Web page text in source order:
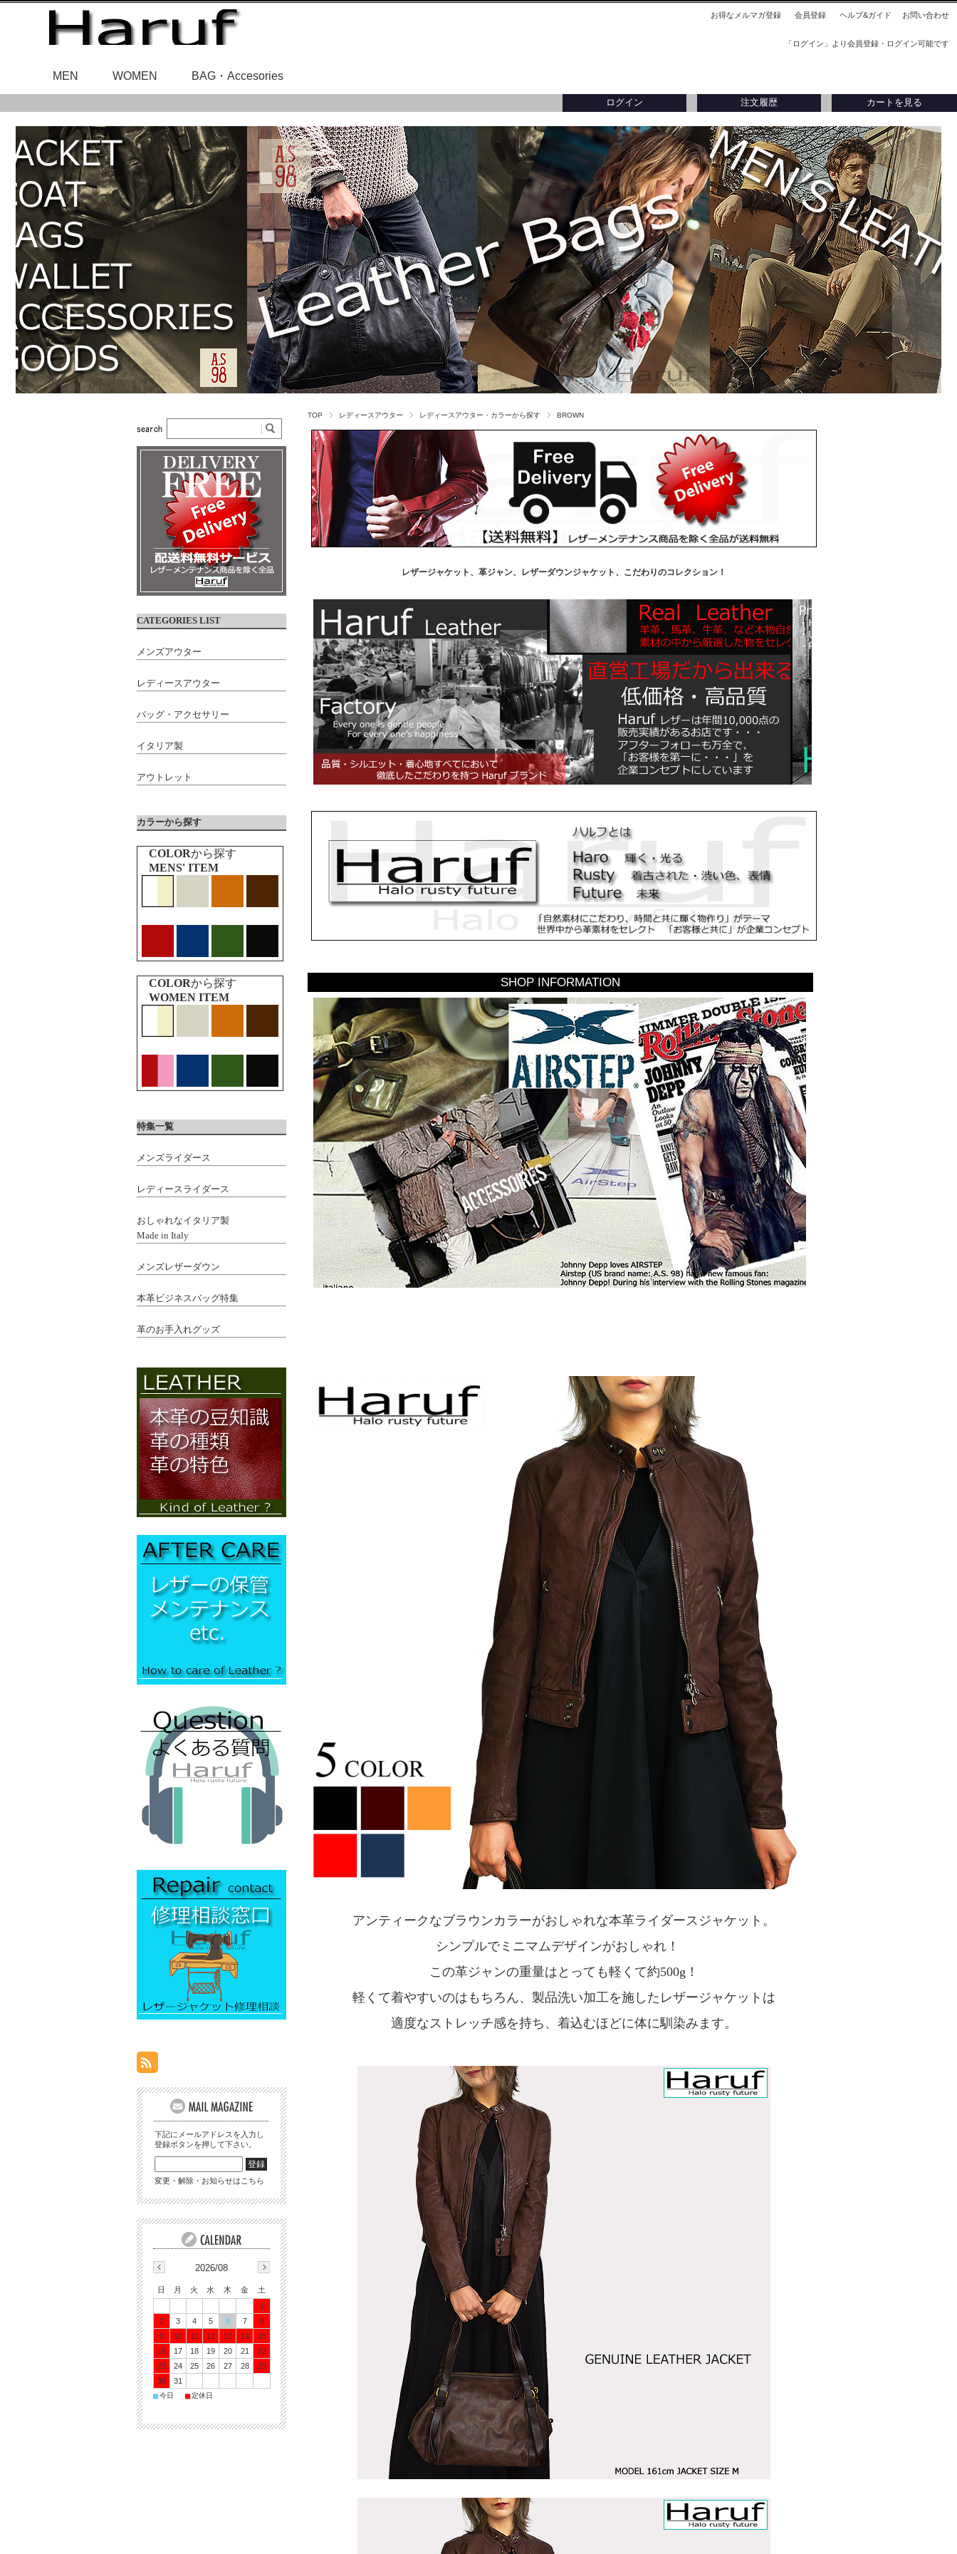
お得なメルマガ登録 会員登録 ヘルプ&ガイド お問い合わせ
「ログイン」より会員登録・ログイン可能です
MEN
メンズアウター／トップス バッグ・アクセサリー イタリア製 アウトレット
メンズアウター全てを見る
WOMEN
レディースアウター／トップス バッグ・アクセサリー イタリア製 アウトレット
レディースアウター全てを見る
BAG・Accesories
レザーバッグ 財布・小銭入れ・キーケース カードケース・名刺入れ
ベルト・ブレスレット メガネ・パスポート・ブックカバー イタリア製
バッグ・アクセサリー全てを見る
ログイン 注文履歴 カートを見る
TOP レディースアウター レディースアウター・カラーから探す BROWN
レザージャケット、革ジャン、レザーダウンジャケット、こだわりのコレクション！
SHOP INFORMATION
アンティークなブラウンカラーがおしゃれな本革ライダースジャケット。
シンプルでミニマムデザインがおしゃれ！
この革ジャンの重量はとっても軽くて約500g！
軽くて着やすいのはもちろん、製品洗い加工を施したレザージャケットは
適度なストレッチ感を持ち、着込むほどに体に馴染みます。
CATEGORIES LIST
メンズアウター
レディースアウター
バッグ・アクセサリー
イタリア製
アウトレット
カラーから探す
COLORから探す
MENS' ITEM
COLORから探す
WOMEN ITEM
特集一覧
メンズライダース
レディースライダース
おしゃれなイタリア製
Made in Italy
メンズレザーダウン
本革ビジネスバッグ特集
革のお手入れグッズ
下記にメールアドレスを入力し
登録ボタンを押して下さい。
変更・解除・お知らせはこちら
2026/08
日 月 火 水 木 金
土
1
2
3 4 5 6 7
8
9
10 11 12 13 14
15
16
17 18 19 20 21
22
23
24 25 26 27 28
29
30
31
■今日 ■定休日